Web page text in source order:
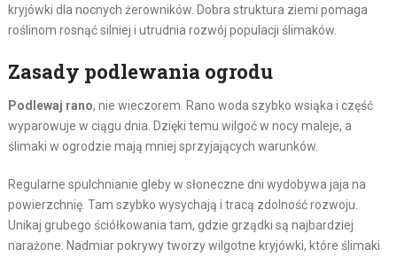
kryjówki dla nocnych żerowników. Dobra struktura ziemi pomaga
roślinom rosnąć silniej i utrudnia rozwój populacji ślimaków.
Zasady podlewania ogrodu
Podlewaj rano, nie wieczorem. Rano woda szybko wsiąka i część
wyparowuje w ciągu dnia. Dzięki temu wilgoć w nocy maleje, a
ślimaki w ogrodzie mają mniej sprzyjających warunków.
Regularne spulchnianie gleby w słoneczne dni wydobywa jaja na
powierzchnię. Tam szybko wysychają i tracą zdolność rozwoju.
Unikaj grubego ściółkowania tam, gdzie grządki są najbardziej
narażone. Nadmiar pokrywy tworzy wilgotne kryjówki, które ślimaki